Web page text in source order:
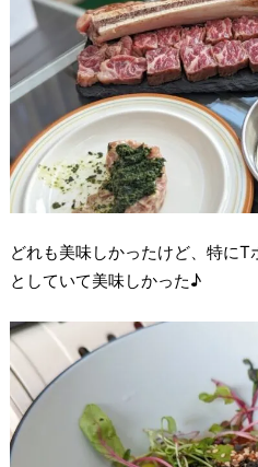
どれも美味しかったけど、特に
としていて美味しかった♪